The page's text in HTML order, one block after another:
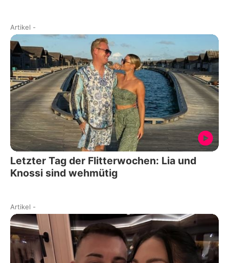
Artikel -
Letzter Tag der Flitterwochen: Lia und
Knossi sind wehmütig
Artikel -